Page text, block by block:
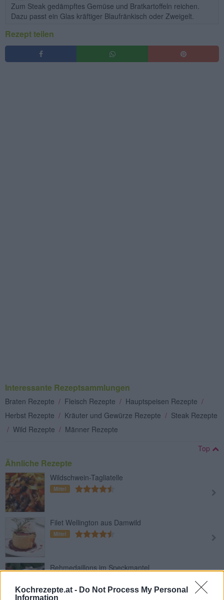
Kochrezepte.at - Do Not Process My Personal
Information
Zum Steak gedämpftes Gemüse und Bratkartoffeln reichen.
Dazu passt ein Glas kräftiger Blaufränkisch oder Zweigelt.
Rezept teilen
Interessante Rezeptsammlungen
Braten Rezepte / Fleisch Rezepte / Hauptspeisen Rezepte /
Herbst Rezepte / Kräuter und Gewürze Rezepte / Steak Rezepte
/ Wild Rezepte / Männer Rezepte
Top
Ähnliche Rezepte
Wildschwein-Tagliatelle
Mittel
Filet Wellington aus Damwild
Mittel
Rehmedaillons im Speckmantel